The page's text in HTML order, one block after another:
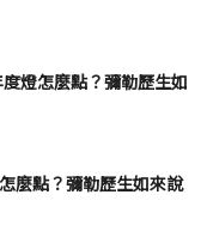
燈怎麼點？彌勒歷生如
麼點？彌勒歷生如來說